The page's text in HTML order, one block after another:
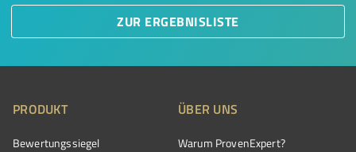
ZUR ERGEBNISLISTE
PRODUKT
Bewertungssiegel
ÜBER UNS
Warum ProvenExpert?